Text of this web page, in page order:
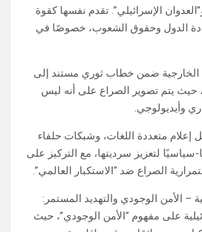
و”العدوان الإسرائيلي”. تقدم نفسها كقوة
الدول وحقوق الشعوب، خصوصًا في
الخارجية ضمن خطاب ثوري مستند إلى
حيث يتم تصوير الصراع على أنه ليس
وأيديولوجي.
متعددة اللغات، وشبكات حلفاء
سياسيًا لتعزيز سرديتها، مع التركيز على
الصراع ضد “الاستكبار العالمي”.
– الأمن الوجودي والتهديد المستمر:
على مفهوم “الأمن الوجودي”، حيث